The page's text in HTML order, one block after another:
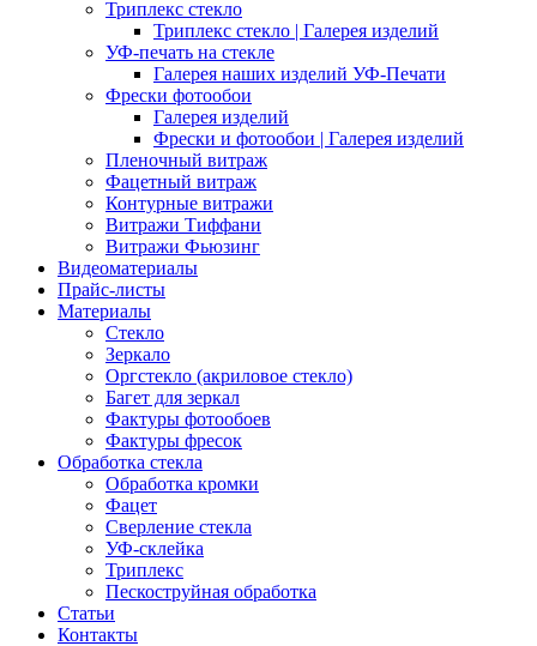
Триплекс стекло
Триплекс стекло | Галерея изделий
УФ-печать на стекле
Галерея наших изделий УФ-Печати
Фрески фотообои
Галерея изделий
Фрески и фотообои | Галерея изделий
Пленочный витраж
Фацетный витраж
Контурные витражи
Витражи Тиффани
Витражи Фьюзинг
Видеоматериалы
Прайс-листы
Материалы
Стекло
Зеркало
Оргстекло (акриловое стекло)
Багет для зеркал
Фактуры фотообоев
Фактуры фресок
Обработка стекла
Обработка кромки
Фацет
Сверление стекла
УФ-склейка
Триплекс
Пескоструйная обработка
Статьи
Контакты